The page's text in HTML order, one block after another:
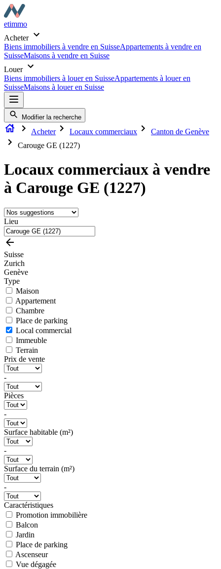
etimmo
Acheter
Biens immobiliers à vendre en SuisseAppartements à vendre en
SuisseMaisons à vendre en Suisse
Louer
Biens immobiliers à louer en SuisseAppartements à louer en
SuisseMaisons à louer en Suisse
Modifier la recherche
Acheter Locaux commerciaux
Canton de Genève
Carouge GE (1227)
Locaux commerciaux à vendre
à Carouge GE (1227)
Lieu
Suisse
Zurich
Genève
Type
Maison
Appartement
Chambre
Place de parking
Local commercial
Immeuble
Terrain
Prix de vente
-
Pièces
-
Surface habitable (m²)
-
Surface du terrain (m²)
-
Caractéristiques
Promotion immobilière
Balcon
Jardin
Place de parking
Ascenseur
Vue dégagée